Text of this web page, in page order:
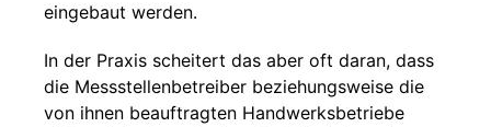
eingebaut werden.
In der Praxis scheitert das aber oft daran, dass
die Messstellenbetreiber beziehungsweise die
von ihnen beauftragten Handwerksbetriebe